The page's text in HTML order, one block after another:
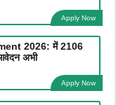
Apply Now
2026: में 2106
अभी
Apply Now